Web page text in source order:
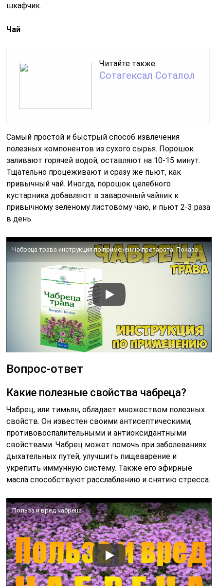
шкафчик.
Чай
Читайте также:
Сотагексал Соталол
Самый простой и быстрый способ извлечения
полезных компонентов из сухого сырья. Порошок
заливают горячей водой, оставляют на 10-15 минут.
Тщательно процеживают и сразу же пьют, как
привычный чай. Иногда, порошок целебного
кустарника добавляют в заварочный чайник к
привычному зеленому листовому чаю, и пьют 2-3 раза
в день.
Чабреца трава инструкция по применению препарата: Показания, как применять, обзор препарата
Вопрос-ответ
Какие полезные свойства чабреца?
Чабрец, или тимьян, обладает множеством полезных
свойств. Он известен своими антисептическими,
противовоспалительными и антиоксидантными
свойствами. Чабрец может помочь при заболеваниях
дыхательных путей, улучшить пищеварение и
укрепить иммунную систему. Также его эфирные
масла способствуют расслаблению и снятию стресса.
Польза и вред чабреца